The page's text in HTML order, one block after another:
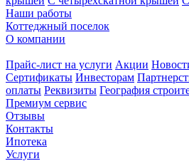
Наши работы
Коттеджный поселок
О компании
Прайс-лист на услуги Акции
Сертификаты Инвесторам
оплаты Реквизиты География
Премиум сервис
Отзывы
Контакты
Ипотека
Услуги